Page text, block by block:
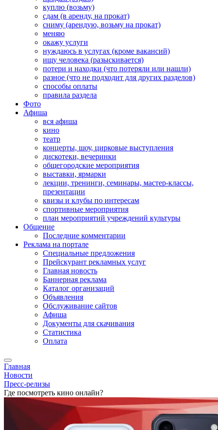
куплю (возьму)
сдам (в аренду, на прокат)
сниму (арендую, возьму на прокат)
меняю
окажу услуги
нуждаюсь в услугах (кроме вакансий)
ищу человека (разыскивается)
потери и находки (что потеряли или нашли)
разное (что не подходит для других разделов)
способы оплаты
правила раздела
Фото
Афиша
вся афиша
кино
театр
концерты, шоу, цирковые выступления
дискотеки, вечеринки
общегородские мероприятия
выставки, ярмарки
лекции, тренинги, семинары, мастер-классы,
презентации
квизы и клубы по интересам
спортивные мероприятия
план мероприятий учреждений культуры
Общение
Последние комментарии
Реклама на портале
Специальные предложения
Прейскурант рекламных услуг
Главная новость
Баннерная реклама
Каталог организаций
Объявления
Обслуживание сайтов
Афиша
Документы для скачивания
Статистика
Оплата
Главная
Новости
Пресс-релизы
Где посмотреть кино онлайн?